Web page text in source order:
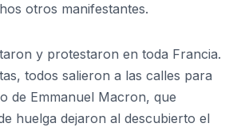
otros manifestantes.
y protestaron en toda Francia.
todos salieron a las calles para
de Emmanuel Macron, que
huelga dejaron al descubierto el